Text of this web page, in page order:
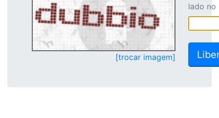
[trocar imagem]
lado no